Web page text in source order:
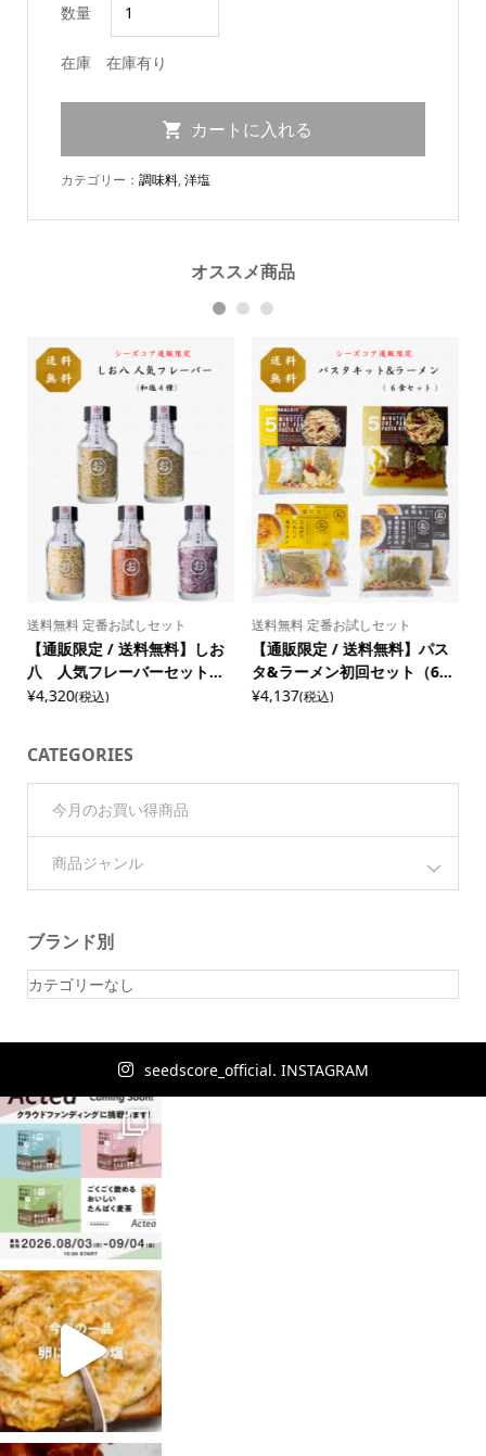
数量
在庫 在庫有り
カテゴリー： 調味料,洋塩
オススメ商品
送料無料 定番お試しセット
【通販限定 / 送料無料】しお
八 人気フレーバーセット...
¥4,320(税込)
送料無料 定番お試しセット
【通販限定 / 送料無料】パス
タ&ラーメン初回セット（6...
¥4,137(税込)
1 2 3
CATEGORIES
今月のお買い得商品
商品ジャンル
ブランド別
カテゴリーなし
seedscore_official. INSTAGRAM